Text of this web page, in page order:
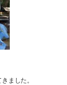
ました。